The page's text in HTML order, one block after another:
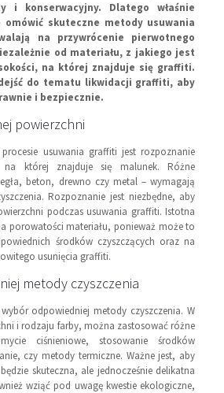
i konserwacyjny. Dlatego właśnie
omówić skuteczne metody usuwania
na przywrócenie pierwotnego
od materiału, z jakiego jest
na której znajduje się graffiti.
do tematu likwidacji graffiti, aby
i bezpiecznie.
powierzchni
usuwania graffiti jest rozpoznanie
na której znajduje się malunek. Różne
beton, drewno czy metal – wymagają
Rozpoznanie jest niezbędne, aby
podczas usuwania graffiti. Istotna
porowatości materiału, ponieważ może to
środków czyszczących oraz na
usunięcia graffiti.
metody czyszczenia
odpowiedniej metody czyszczenia. W
i rodzaju farby, można zastosować różne
ciśnieniowe, stosowanie środków
czy metody termiczne. Ważne jest, aby
skuteczna, ale jednocześnie delikatna
wziąć pod uwagę kwestie ekologiczne,